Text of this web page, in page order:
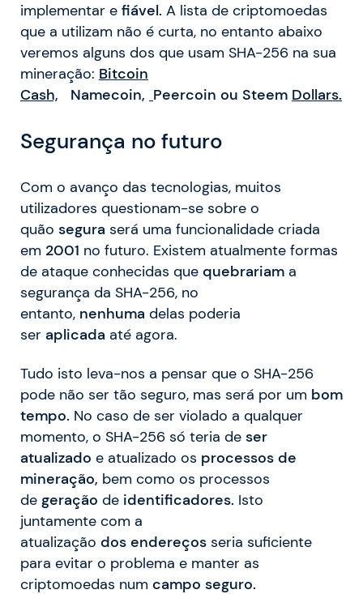
implementar e fiável. A lista de criptomoedas
que a utilizam não é curta, no entanto abaixo
veremos alguns dos que usam SHA-256 na sua
mineração: Bitcoin
Cash,
Namecoin, Peercoin ou Steem Dollars.
Segurança no futuro
Com o avanço das tecnologias, muitos
utilizadores questionam-se sobre o
quão segura será uma funcionalidade criada
em 2001 no futuro. Existem atualmente formas
de ataque conhecidas que quebrariam a
segurança da SHA-256, no
entanto, nenhuma delas poderia
ser aplicada até agora.
Tudo isto leva-nos a pensar que o SHA-256
pode não ser tão seguro, mas será por um bom
tempo. No caso de ser violado a qualquer
momento, o SHA-256 só teria de ser
atualizado e atualizado os processos de
mineração, bem como os processos
de geração de identificadores. Isto
juntamente com a
atualização dos endereços seria suficiente
para evitar o problema e manter as
criptomoedas num campo seguro.